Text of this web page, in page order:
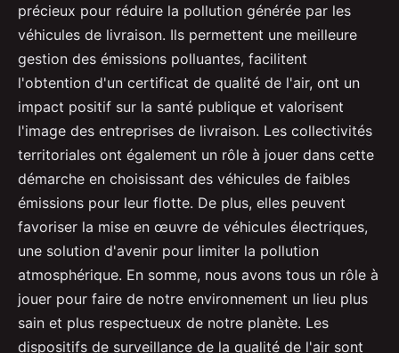
précieux pour réduire la pollution générée par les
véhicules de livraison. Ils permettent une meilleure
gestion des émissions polluantes, facilitent
l'obtention d'un certificat de qualité de l'air, ont un
impact positif sur la santé publique et valorisent
l'image des entreprises de livraison. Les collectivités
territoriales ont également un rôle à jouer dans cette
démarche en choisissant des véhicules de faibles
émissions pour leur flotte. De plus, elles peuvent
favoriser la mise en œuvre de véhicules électriques,
une solution d'avenir pour limiter la pollution
atmosphérique. En somme, nous avons tous un rôle à
jouer pour faire de notre environnement un lieu plus
sain et plus respectueux de notre planète. Les
dispositifs de surveillance de la qualité de l'air sont